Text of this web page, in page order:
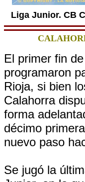
Liga Junior. CB
El primer fin
programaron
Rioja, si bien
Calahorra
forma
décimo
nuevo paso
Se jugó la